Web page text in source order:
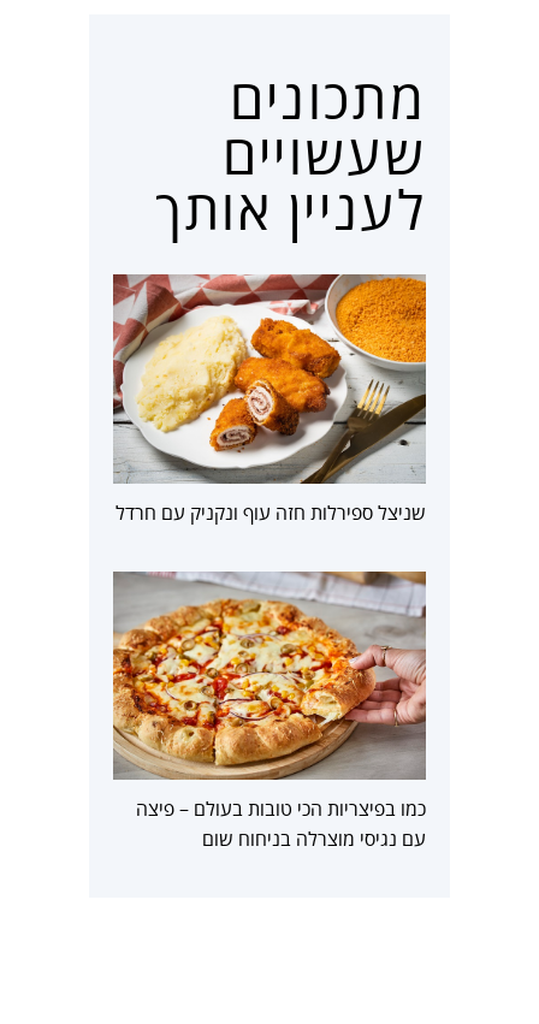
מתכונים
שעשויים
לעניין אותך
שניצל ספירלות חזה עוף ונקניק עם חרדל
כמו בפיצריות הכי טובות בעולם – פיצה
עם נגיסי מוצרלה בניחוח שום